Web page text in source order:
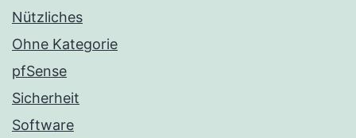
Nützliches
Ohne Kategorie
pfSense
Sicherheit
Software